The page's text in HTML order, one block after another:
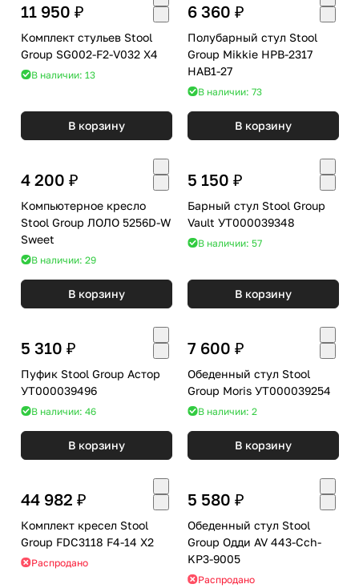
11 950 ₽
Комплект стульев Stool
Group SG002-F2-V032 X4
В наличии: 13
В корзину
6 360 ₽
Полубарный стул Stool
Group Mikkie HPB-2317
HAB1-27
В наличии: 73
В корзину
4 200 ₽
Компьютерное кресло
Stool Group ЛОЛО 5256D-W
Sweet
В наличии: 29
В корзину
5 150 ₽
Барный стул Stool Group
Vault УТ000039348
В наличии: 57
В корзину
5 310 ₽
Пуфик Stool Group Астор
УТ000039496
В наличии: 46
В корзину
7 600 ₽
Обеденный стул Stool
Group Moris УТ000039254
В наличии: 2
В корзину
44 982 ₽
Комплект кресел Stool
Group FDC3118 F4-14 X2
Распродано
5 580 ₽
Обеденный стул Stool
Group Одди AV 443-Cch-
KP3-9005
Распродано